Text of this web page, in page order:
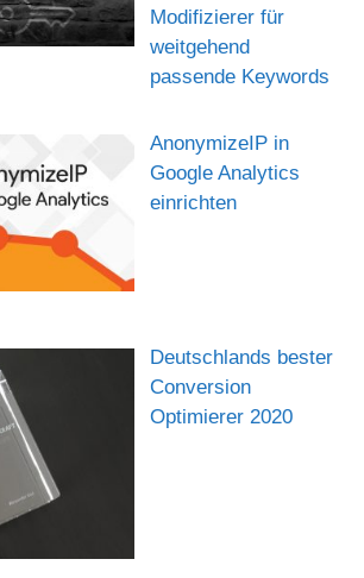
Modifizierer für
weitgehend
passende Keywords
AnonymizeIP in
Google Analytics
einrichten
Deutschlands bester
Conversion
Optimierer 2020